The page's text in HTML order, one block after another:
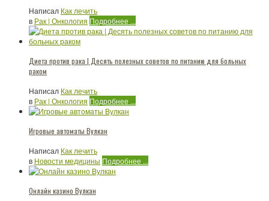
Написал Как лечить
в Рак | Онкология Подробнее ...
Диета против рака | Десять полезных советов по питанию для больных
раком
Написал Как лечить
в Рак | Онкология Подробнее ...
Игровые автоматы Вулкан
Написал Как лечить
в Новости медицины Подробнее ...
Онлайн казино Вулкан